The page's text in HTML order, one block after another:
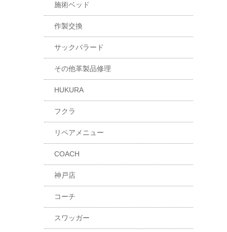
施術ベッド
作製交換
サックバラード
その他革製品修理
HUKURA
フクラ
リペアメニュー
COACH
神戸店
コーチ
スワッガー